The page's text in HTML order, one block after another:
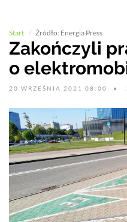
Start Źródło: Energia Press
Zakończyli
o
20 WRZEŚNIA 2021 08:00